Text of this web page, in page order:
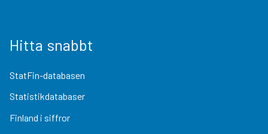
Hitta snabbt
StatFin-databasen
Statistikdatabaser
Finland i siffror